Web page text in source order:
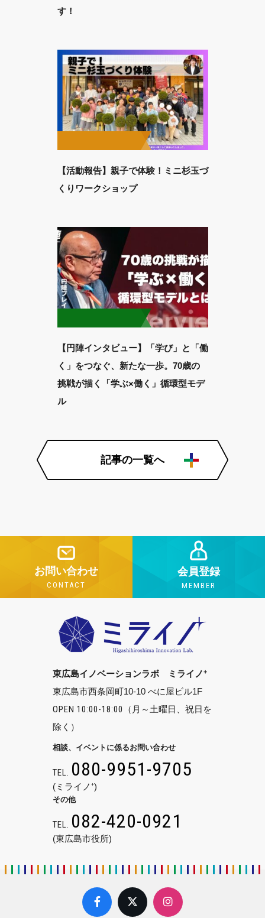
す！
【活動報告】親子で体験！ミニ杉玉づ
くりワークショップ
【円陣インタビュー】「学び」と「働
く」をつなぐ、新たな一歩。70歳の
挑戦が描く「学ぶ×働く」循環型モデ
ル
記事の一覧へ
お問い合わせ
CONTACT
会員登録
MEMBER
東広島イノベーションラボ ミライノ+
東広島市西条岡町10-10 べに屋ビル1F
OPEN 10:00-18:00
（月～土曜日、祝日を
除く）
相談、イベントに係るお問い合わせ
TEL. 080-9951-9705
(ミライノ⁺)
その他
TEL. 082-420-0921
(東広島市役所)